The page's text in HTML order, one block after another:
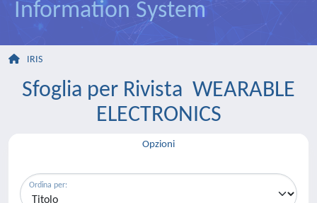
Information System
IRIS
Sfoglia per Rivista WEARABLE
ELECTRONICS
Opzioni
Ordina per: